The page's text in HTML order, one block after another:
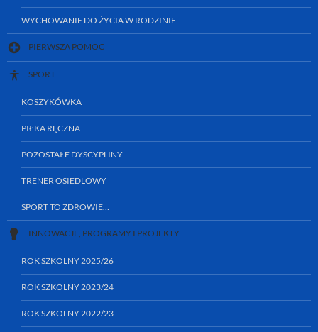
WYCHOWANIE DO ŻYCIA W RODZINIE
PIERWSZA POMOC
SPORT
KOSZYKÓWKA
PIŁKA RĘCZNA
POZOSTAŁE DYSCYPLINY
TRENER OSIEDLOWY
SPORT TO ZDROWIE…
INNOWACJE, PROGRAMY I PROJEKTY
ROK SZKOLNY 2025/26
ROK SZKOLNY 2023/24
ROK SZKOLNY 2022/23